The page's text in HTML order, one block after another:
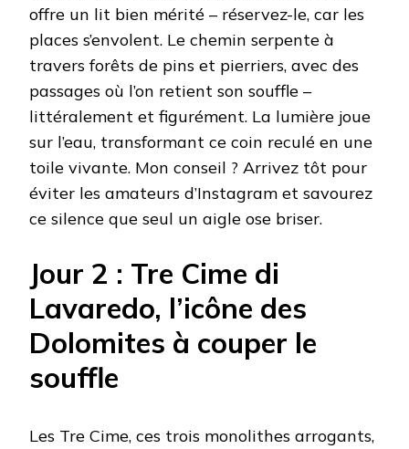
offre un lit bien mérité – réservez-le, car les
places s’envolent. Le chemin serpente à
travers forêts de pins et pierriers, avec des
passages où l’on retient son souffle –
littéralement et figurément. La lumière joue
sur l’eau, transformant ce coin reculé en une
toile vivante. Mon conseil ? Arrivez tôt pour
éviter les amateurs d’Instagram et savourez
ce silence que seul un aigle ose briser.
Jour 2 : Tre Cime di
Lavaredo, l’icône des
Dolomites à couper le
souffle
Les Tre Cime, ces trois monolithes arrogants,